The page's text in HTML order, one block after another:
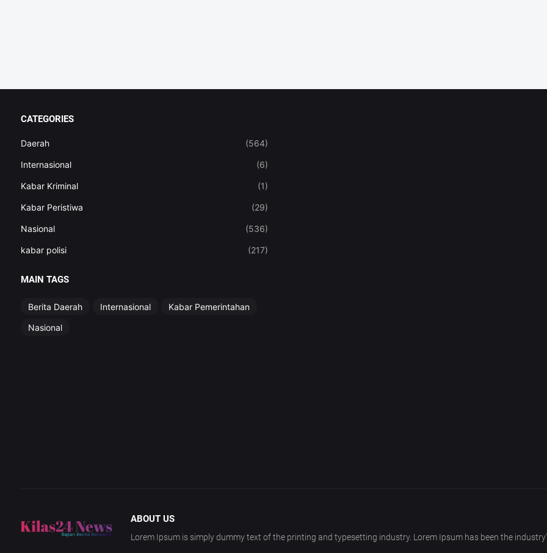
CATEGORIES
Daerah (564)
Internasional (6)
Kabar Kriminal (1)
Kabar Peristiwa (29)
Nasional (536)
kabar polisi (217)
MAIN TAGS
Berita Daerah Internasional
Kabar Pemerintahan
Nasional
ABOUT US
Lorem Ipsum is simply dummy text of the printing and typesetting industry. Lorem Ipsum has been the